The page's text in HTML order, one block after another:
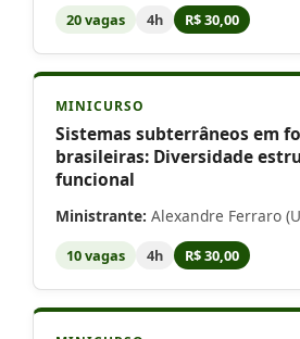
20 vagas 4h R$ 30,00
MINICURSO
Sistemas subterrâneos em
brasileiras: Diversidade
funcional
Ministrante: Alexandre Ferraro
10 vagas 4h R$ 30,00